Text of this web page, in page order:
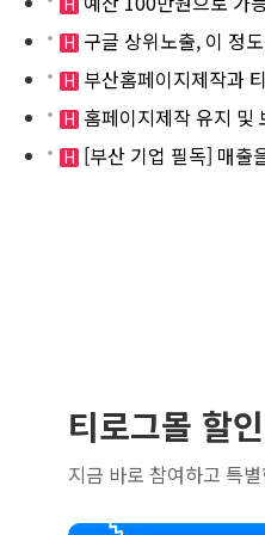
H 구글 상위노출, 이 정
H 부산홈페이지제작과
H 홈페이지제작 유지
H [부산 기업 필독] 매출
티로그몰 할
지금 바로 참여하고 특